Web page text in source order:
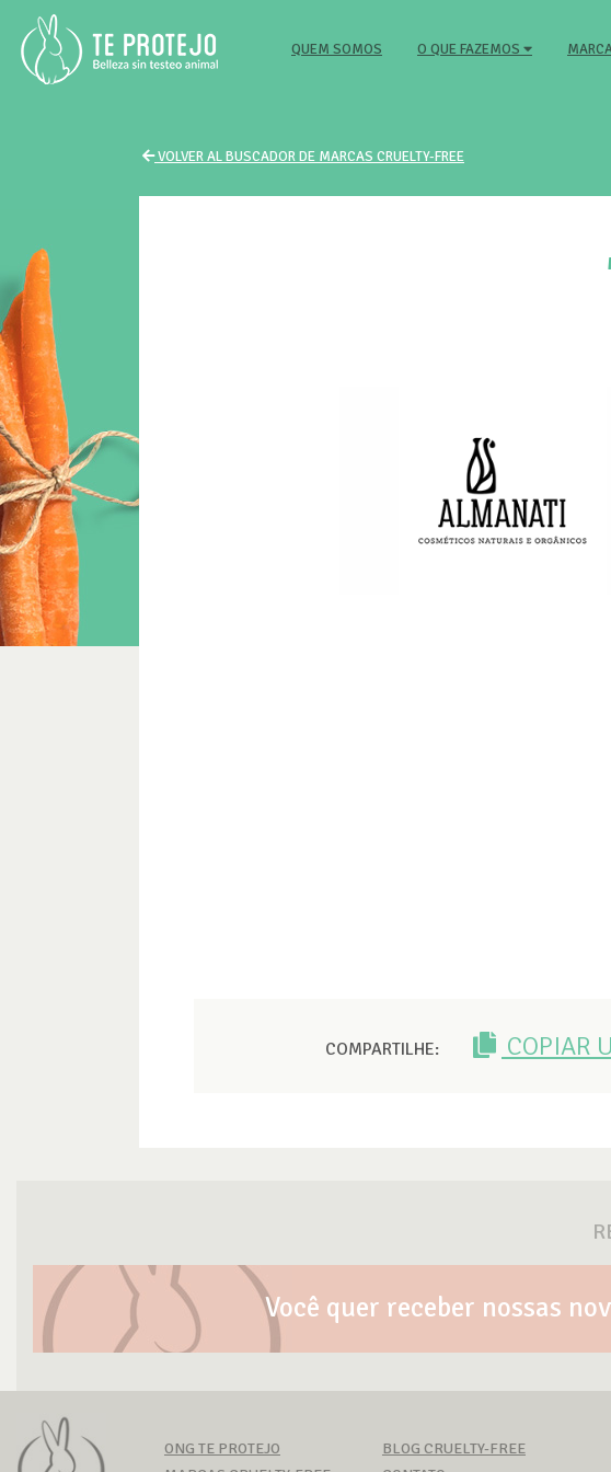
QUEM SOMOS (CURRENT)O QUE FAZEMOS
VOLVER AL BUSCADOR DE MARCAS CRUELTY-FREE
COMPARTILHE: COPIAR
Você quer receber nossas
ONG TE PROTEJO
BLOG CRUELTY-FREE